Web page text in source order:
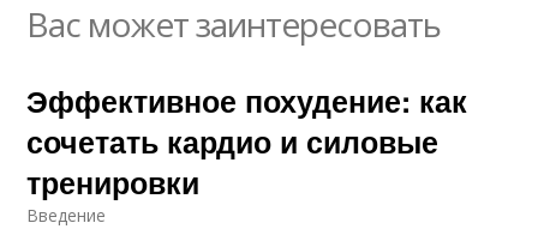
Вас может заинтересовать
Эффективное похудение: как
сочетать кардио и силовые
тренировки
Введение